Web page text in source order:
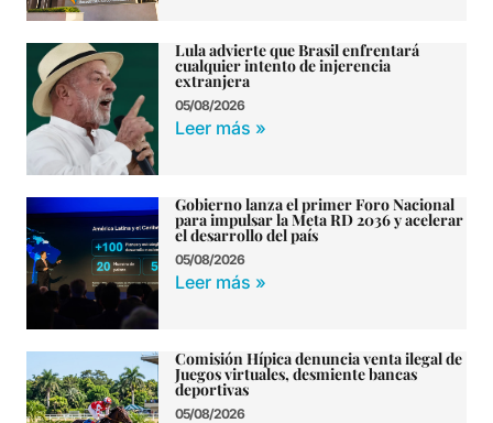
Lula advierte que Brasil enfrentará
cualquier intento de injerencia
extranjera
05/08/2026
Leer más »
Gobierno lanza el primer Foro Nacional
para impulsar la Meta RD 2036 y acelerar
el desarrollo del país
05/08/2026
Leer más »
Comisión Hípica denuncia venta ilegal de
Juegos virtuales, desmiente bancas
deportivas
05/08/2026